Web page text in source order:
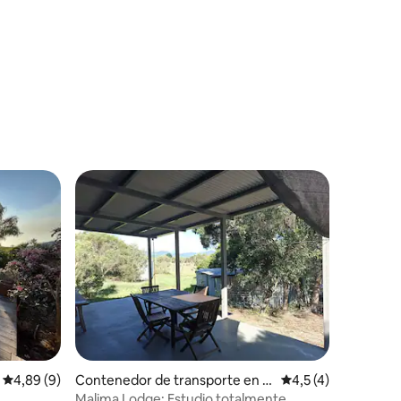
Calificación promedio: 4,89 de 5. 9 evaluaciones
4,89 (9)
Contenedor de transporte en P
ouembout
Calificación
4,5 (4)